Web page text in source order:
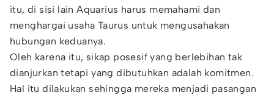
itu, di sisi lain Aquarius harus memahami dan
menghargai usaha Taurus untuk mengusahakan
hubungan keduanya.
Oleh karena itu, sikap posesif yang berlebihan tak
dianjurkan tetapi yang dibutuhkan adalah komitmen.
Hal itu dilakukan sehingga mereka menjadi pasangan